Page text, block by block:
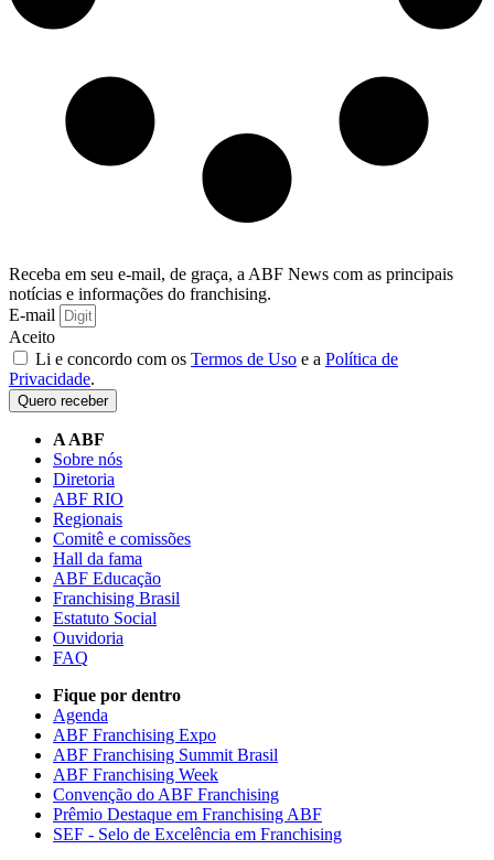
Receba em seu e-mail, de graça, a ABF News com as principais
notícias e informações do franchising.
E-mail
Aceito
Li e concordo com os Termos de Uso e a Política de
Privacidade.
Quero receber
A ABF
Sobre nós
Diretoria
ABF RIO
Regionais
Comitê e comissões
Hall da fama
ABF Educação
Franchising Brasil
Estatuto Social
Ouvidoria
FAQ
Fique por dentro
Agenda
ABF Franchising Expo
ABF Franchising Summit Brasil
ABF Franchising Week
Convenção do ABF Franchising
Prêmio Destaque em Franchising ABF
SEF - Selo de Excelência em Franchising